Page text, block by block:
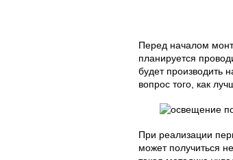
Перед началом
планируется
будет производить
вопрос того, как
При реализации
может получиться